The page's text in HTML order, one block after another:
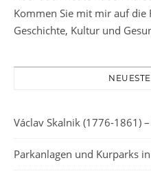
Kommen Sie mit mir auf die
Geschichte, Kultur und
Václav Skalnik (1776-1861)
Parkanlagen und Kurparks